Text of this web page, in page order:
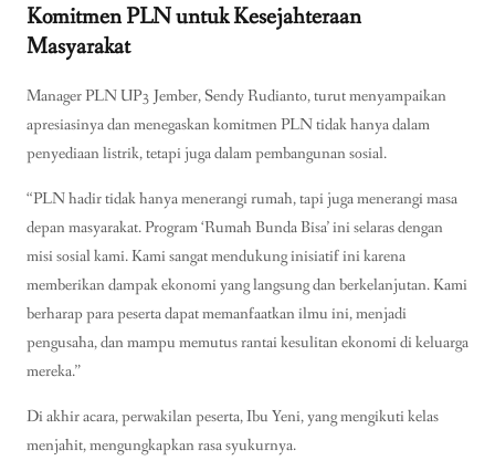
Komitmen PLN untuk Kesejahteraan
Masyarakat
Manager PLN UP3 Jember, Sendy Rudianto, turut menyampaikan
apresiasinya dan menegaskan komitmen PLN tidak hanya dalam
penyediaan listrik, tetapi juga dalam pembangunan sosial.
“PLN hadir tidak hanya menerangi rumah, tapi juga menerangi masa
depan masyarakat. Program ‘Rumah Bunda Bisa’ ini selaras dengan
misi sosial kami. Kami sangat mendukung inisiatif ini karena
memberikan dampak ekonomi yang langsung dan berkelanjutan. Kami
berharap para peserta dapat memanfaatkan ilmu ini, menjadi
pengusaha, dan mampu memutus rantai kesulitan ekonomi di keluarga
mereka.”
Di akhir acara, perwakilan peserta, Ibu Yeni, yang mengikuti kelas
menjahit, mengungkapkan rasa syukurnya.